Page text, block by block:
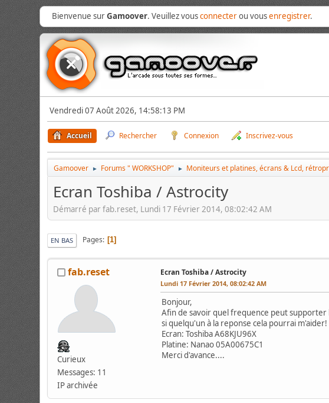
Bienvenue surGamoover. Veuillez vousconnecterou vousenregistrer.
Vendredi 07 Août 2026, 14:58:13 PM
Accueil Rechercher Connexion Inscrivez-vous
Gamoover ► Forums " WORKSHOP" ► Moniteurs et platines, écrans & Lcd,
Ecran Toshiba / Astrocity
Démarré par fab.reset, Lundi 17 Février 2014, 08:02:42 AM
EN BAS Pages 1
fab.reset
Curieux
Messages: 11
IP archivée
Ecran Toshiba / Astrocity
Lundi 17 Février 2014, 08:02:42 AM
Bonjour,
Afin de savoir quel frequence peut supporter
si quelqu'un à la reponse cela pourrai m'aider!
Ecran: Toshiba A68KJU96X
Platine: Nanao 05A00675C1
Merci d'avance....